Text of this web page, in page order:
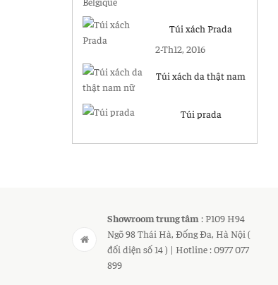
Túi xách Prada
2-Th12, 2016
Túi xách da thật nam
Túi prada
Showroom trung tâm : P109 H94
Ngõ 98 Thái Hà, Đống Đa, Hà Nội (
đối diện số 14 ) | Hotline : 0977 077
899